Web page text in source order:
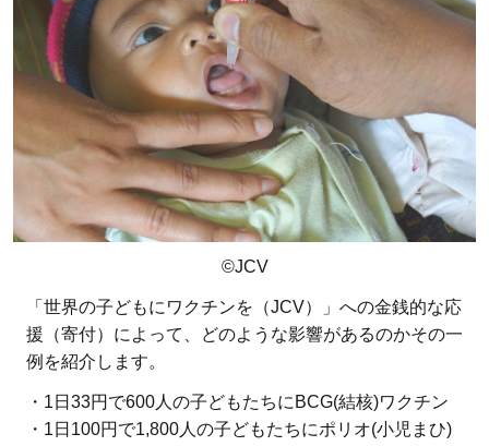
©JCV
「世界の子どもにワクチンを（JCV）」への金銭的な応
援（寄付）によって、どのような影響があるのかその一
例を紹介します。
・1日33円で600人の子どもたちにBCG(結核)ワクチン
・1日100円で1,800人の子どもたちにポリオ(小児まひ)